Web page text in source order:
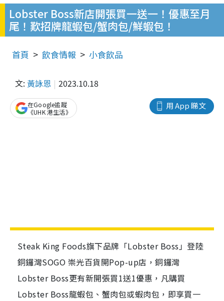
Lobster Boss新店開張買一送一！優惠至月
尾！歎招牌龍蝦包/蟹肉包/鮮蝦包！
首頁 飲食情報 小食飲品
文: 黃詠恩 2023.10.18
用 App 睇文
在Google追蹤
《UHK 港生活》
Steak King Foods旗下品牌「Lobster Boss」登陸
銅鑼灣SOGO 崇光百貨開Pop-up店，銅鑼灣
Lobster Boss更有新開張買1送1優惠，凡購買
Lobster Boss龍蝦包、蟹肉包或蝦肉包，即享買一